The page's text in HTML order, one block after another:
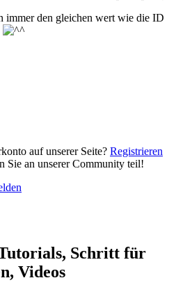
immer den gleichen wert wie die ID
auf unserer Seite? Registrieren
Sie an unserer Community teil!
Schritt für
Videos